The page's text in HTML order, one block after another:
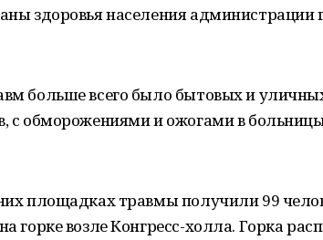
здоровья населения администрации
больше всего было бытовых и
с обморожениями и ожогами в
площадках травмы получили 99
горке возле Конгресс-холла. Горка